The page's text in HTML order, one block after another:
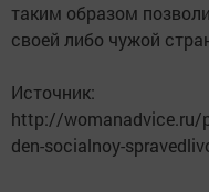
таким образом
своей либо чужой
Источник:
http://womanadvice.ru/
den-socialnoy-